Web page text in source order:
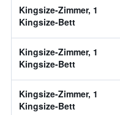
Kingsize-Zimmer, 1
Kingsize-Bett
Kingsize-Zimmer, 1
Kingsize-Bett
Kingsize-Zimmer, 1
Kingsize-Bett